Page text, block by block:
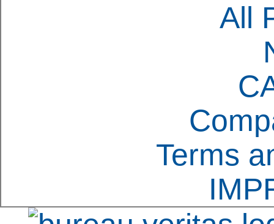
All
Terms